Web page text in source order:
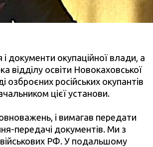
документи окупаційної влади, а
відділу освіти Новокаховської
озброєних російських окупантів
цієї установи.
і вимагав передати
передачі документів. Ми з
РФ. У подальшому